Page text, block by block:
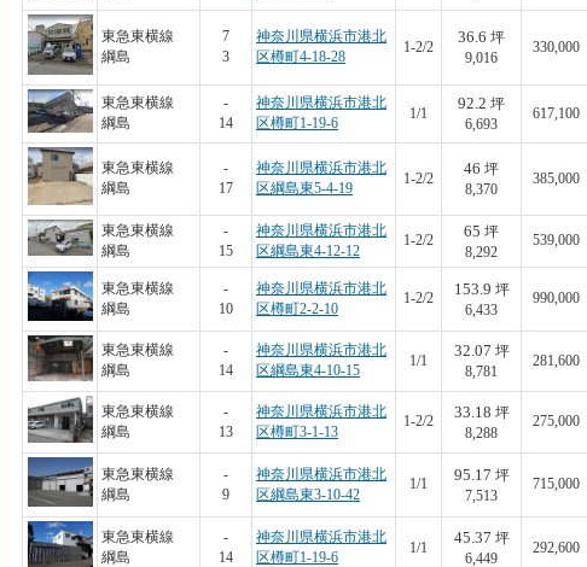
東急東横線
綱島
7
3
神奈川県横浜市港北
区樽町4-18-28
1-2/2
36.6 坪
9,016
330,000
東急東横線
綱島
-
14
神奈川県横浜市港北
区樽町1-19-6
1/1
92.2 坪
6,693
617,100
東急東横線
綱島
-
17
神奈川県横浜市港北
区綱島東5-4-19
1-2/2
46 坪
8,370
385,000
東急東横線
綱島
-
15
神奈川県横浜市港北
区綱島東4-12-12
1-2/2
65 坪
8,292
539,000
東急東横線
綱島
-
10
神奈川県横浜市港北
区樽町2-2-10
1-2/2
153.9 坪
6,433
990,000
東急東横線
綱島
-
14
神奈川県横浜市港北
区綱島東4-10-15
1/1
32.07 坪
8,781
281,600
東急東横線
綱島
-
13
神奈川県横浜市港北
区樽町3-1-13
1-2/2
33.18 坪
8,288
275,000
東急東横線
綱島
-
9
神奈川県横浜市港北
区綱島東3-10-42
1/1
95.17 坪
7,513
715,000
東急東横線
綱島
-
14
神奈川県横浜市港北
区樽町1-19-6
1/1
45.37 坪
6,449
292,600